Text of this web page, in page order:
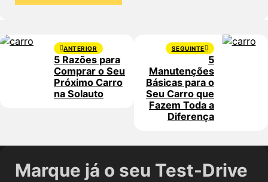
ANTERIOR
5 Razões para
Comprar o Seu
Próximo Carro
na Solauto
SEGUINTE
5
Manutenções
Básicas para o
Seu Carro que
Fazem Toda a
Diferença
Marque já o seu Test-Drive